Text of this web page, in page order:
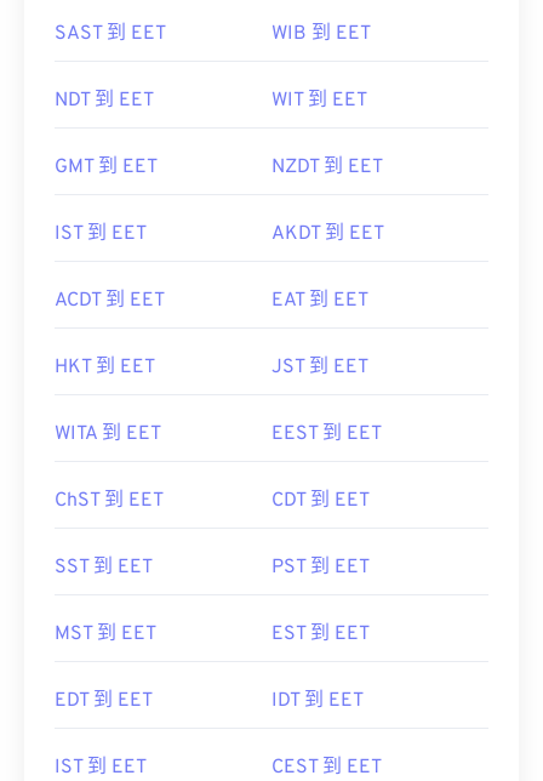
SAST 到 EET WIB 到 EET
NDT 到 EET WIT 到 EET
GMT 到 EET NZDT 到 EET
IST 到 EET AKDT 到 EET
ACDT 到 EET EAT 到 EET
HKT 到 EET JST 到 EET
WITA 到 EET EEST 到 EET
ChST 到 EET CDT 到 EET
SST 到 EET PST 到 EET
MST 到 EET EST 到 EET
EDT 到 EET IDT 到 EET
IST 到 EET CEST 到 EET